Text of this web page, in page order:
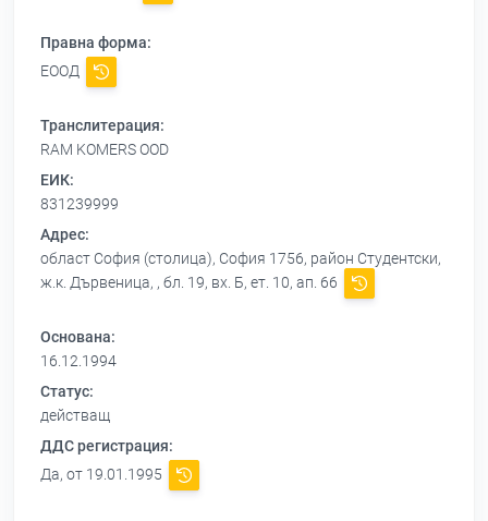
Правна форма:
ЕООД
Транслитерация:
RAM KOMERS OOD
ЕИК:
831239999
Адрес:
област София (столица), София 1756, район Студентски,
ж.к. Дървеница, , бл. 19, вх. Б, ет. 10, ап. 66
Основана:
16.12.1994
Статус:
действащ
ДДС регистрация:
Да, от 19.01.1995